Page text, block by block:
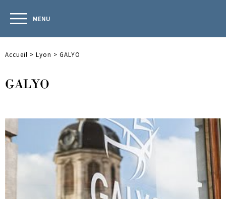
MENU
Accueil > Lyon > GALYO
GALYO